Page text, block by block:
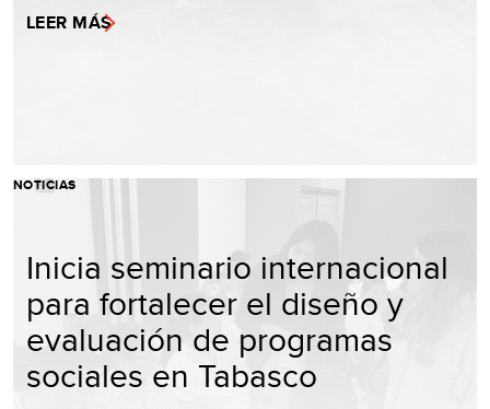
LEER MÁS
NOTICIAS
Inicia seminario internacional
para fortalecer el diseño y
evaluación de programas
sociales en Tabasco